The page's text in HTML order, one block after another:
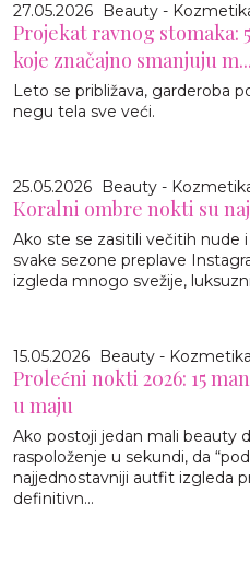
27.05.2026 Beauty -
Projekat ravnog stomaka:
koje značajno smanjuju m...
Leto se približava, garderoba
negu tela sve veći.
25.05.2026 Beauty -
Koralni ombre nokti su
Ako ste se zasitili večitih nude
svake sezone preplave
izgleda mnogo svežije,
15.05.2026 Beauty - Kozmetika
Prolećni nokti 2026: 15
u maju
Ako postoji jedan mali beauty
raspoloženje u sekundi, da
najjednostavniji autfit izgleda
definitivn...